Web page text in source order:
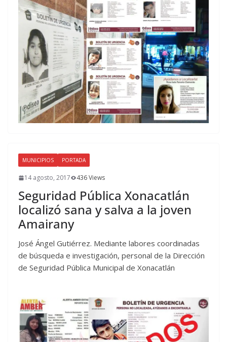
MUNICIPIOS PORTADA
14 agosto, 2017 436 Views
Seguridad Pública Xonacatlán
localizó sana y salva a la joven
Amairany
José Ángel Gutiérrez. Mediante labores coordinadas
de búsqueda e investigación, personal de la Dirección
de Seguridad Pública Municipal de Xonacatlán